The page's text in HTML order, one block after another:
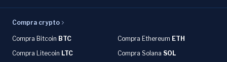
Compra crypto
Compra Bitcoin BTC Compra Ethereum ETH
Compra Litecoin LTC Compra Solana SOL